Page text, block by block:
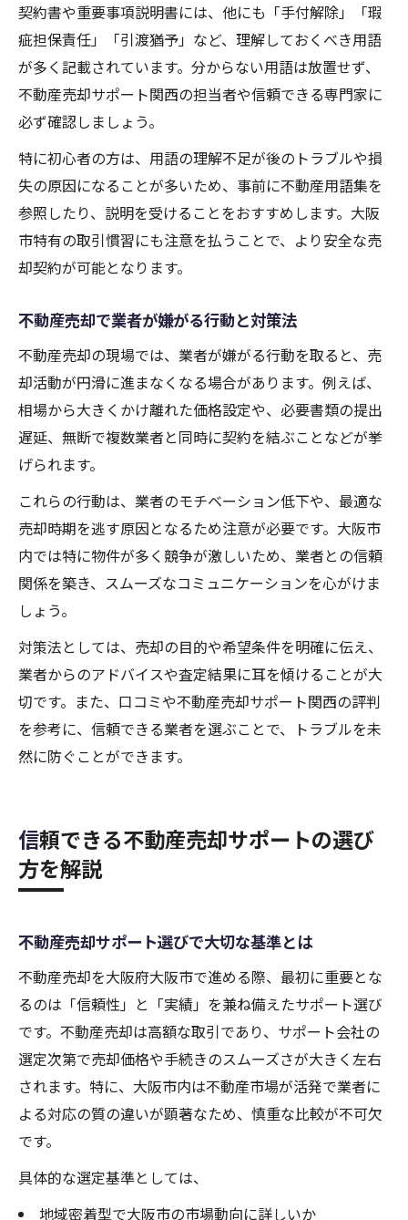
契約書や重要事項説明書には、他にも「手付解除」「瑕
疵担保責任」「引渡猶予」など、理解しておくべき用語
が多く記載されています。分からない用語は放置せず、
不動産売却サポート関西の担当者や信頼できる専門家に
必ず確認しましょう。
特に初心者の方は、用語の理解不足が後のトラブルや損
失の原因になることが多いため、事前に不動産用語集を
参照したり、説明を受けることをおすすめします。大阪
市特有の取引慣習にも注意を払うことで、より安全な売
却契約が可能となります。
不動産売却で業者が嫌がる行動と対策法
不動産売却の現場では、業者が嫌がる行動を取ると、売
却活動が円滑に進まなくなる場合があります。例えば、
相場から大きくかけ離れた価格設定や、必要書類の提出
遅延、無断で複数業者と同時に契約を結ぶことなどが挙
げられます。
これらの行動は、業者のモチベーション低下や、最適な
売却時期を逃す原因となるため注意が必要です。大阪市
内では特に物件が多く競争が激しいため、業者との信頼
関係を築き、スムーズなコミュニケーションを心がけま
しょう。
対策法としては、売却の目的や希望条件を明確に伝え、
業者からのアドバイスや査定結果に耳を傾けることが大
切です。また、口コミや不動産売却サポート関西の評判
を参考に、信頼できる業者を選ぶことで、トラブルを未
然に防ぐことができます。
信頼できる不動産売却サポートの選び
方を解説
不動産売却サポート選びで大切な基準とは
不動産売却を大阪府大阪市で進める際、最初に重要とな
るのは「信頼性」と「実績」を兼ね備えたサポート選び
です。不動産売却は高額な取引であり、サポート会社の
選定次第で売却価格や手続きのスムーズさが大きく左右
されます。特に、大阪市内は不動産市場が活発で業者に
よる対応の質の違いが顕著なため、慎重な比較が不可欠
です。
具体的な選定基準としては、
地域密着型で大阪市の市場動向に詳しいか